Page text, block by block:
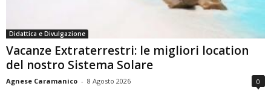
Didattica e Divulgazione
Vacanze Extraterrestri: le migliori location
del nostro Sistema Solare
Agnese Caramanico - 8 Agosto 2026 0